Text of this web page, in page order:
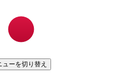
ューを切り替え